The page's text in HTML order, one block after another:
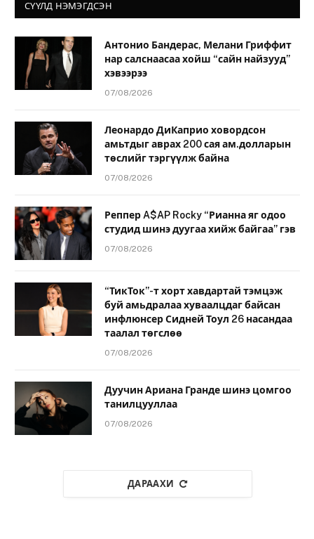
СҮҮЛД НЭМЭГДСЭН
Антонио Бандерас, Мелани Гриффит
нар салснаасаа хойш “сайн найзууд”
хэвээрээ
07/08/2026
Леонардо ДиКаприо ховордсон
амьтдыг аврах 200 сая ам.долларын
төслийг тэргүүлж байна
07/08/2026
Реппер A$AP Rocky “Рианна яг одоо
студид шинэ дуугаа хийж байгаа” гэв
07/08/2026
“ТикТок”-т хорт хавдартай тэмцэж
буй амьдралаа хуваалцдаг байсан
инфлюнсер Сидней Тоул 26 насандаа
таалал төгслөө
07/08/2026
Дуучин Ариана Гранде шинэ цомгоо
танилцууллаа
07/08/2026
ДАРААХИ